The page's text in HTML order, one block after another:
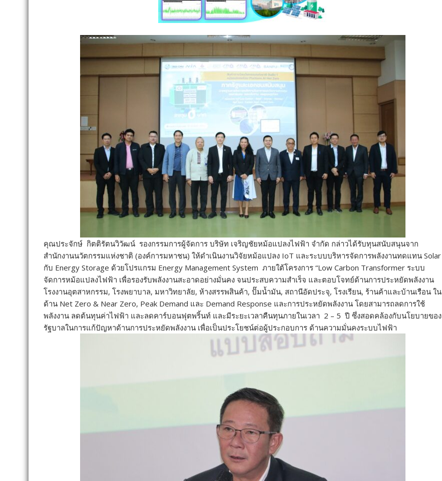
คุณประจักษ์ กิตติรัตนวิวัฒน์ รองกรรมการผู้จัดการ บริษัท เจริญชัยหม้อแปลงไฟฟ้า จำกัด กล่าวได้รับทุนสนับสนุนจาก
สำนักงานนวัตกรรมแห่งชาติ (องค์การมหาชน) ให้ดำเนินงานวิจัยหม้อแปลง IoT และระบบบริหารจัดการพลังงานทดแทน Solar
กับ Energy Storage ด้วยโปรแกรม Energy Management System ภายใต้โครงการ “Low Carbon Transformer ระบบ
จัดการหม้อแปลงไฟฟ้า เพื่อรองรับพลังงานสะอาดอย่างมั่นคง จนประสบความสำเร็จ และตอบโจทย์ด้านการประหยัดพลังงาน
โรงงานอุตสาหกรรม, โรงพยาบาล, มหาวิทยาลัย, ห้างสรรพสินค้า, ปั๊มน้ำมัน, สถานีอัดประจุ, โรงเรียน, ร้านค้าและบ้านเรือน ใน
ด้าน Net Zero & Near Zero, Peak Demand และ Demand Response และการประหยัดพลังงาน โดยสามารถลดการใช้
พลังงาน ลดต้นทุนค่าไฟฟ้า และลดคาร์บอนฟุตพริ้นท์ และมีระยะเวลาคืนทุนภายในเวลา 2 – 5 ปี ซึ่งสอดคล้องกับนโยบายของ
รัฐบาลในการแก้ปัญหาด้านการประหยัดพลังงาน เพื่อเป็นประโยชน์ต่อผู้ประกอบการ ด้านความมั่นคงระบบไฟฟ้า